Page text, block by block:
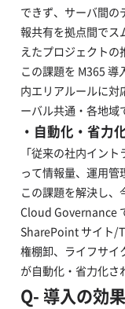
できず、サーバ間の
報共有を拠点間でス
えたプロジェクトの
この課題を M365
内エリアルールに対
ーバル共通・各地域
・自動化・省力
「従来の社内イン
って情報量、運用管
この課題を解決し、
Cloud Governance
SharePoint サイト/
権棚卸、ライフサイ
が自動化・省力化さ
Q- 導入の効